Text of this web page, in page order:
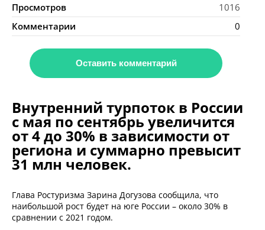
Просмотров
1016
Комментарии
0
Оставить комментарий
Внутренний турпоток в России
с мая по сентябрь увеличится
от 4 до 30% в зависимости от
региона и суммарно превысит
31 млн человек.
Глава Ростуризма Зарина Догузова сообщила, что
наибольшой рост будет на юге России – около 30% в
сравнении с 2021 годом.